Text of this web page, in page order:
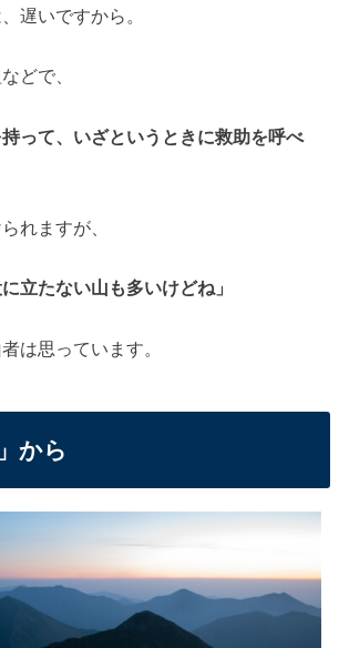
遅いですから。
どで、
持って、いざというときに救助を呼べ
れますが、
立たない山も多いけどね」
は思っています。
から